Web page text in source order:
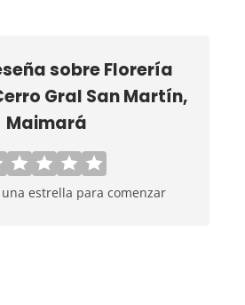
sobreFlorería
Gral San Martín,
Maimará
estrella para comenzar